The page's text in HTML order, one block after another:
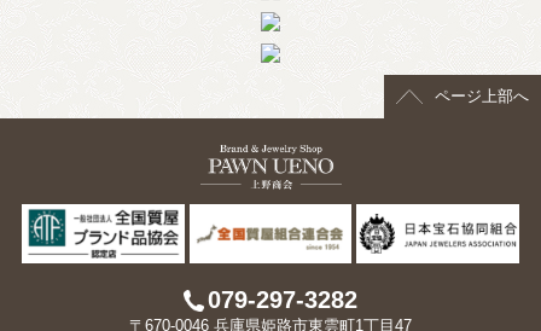
ページ上部へ
079-297-3282
〒670-0046 兵庫県姫路市東雲町1丁目47